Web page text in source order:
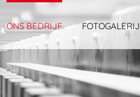
ONS BEDRIJF FOTOGALERIJ